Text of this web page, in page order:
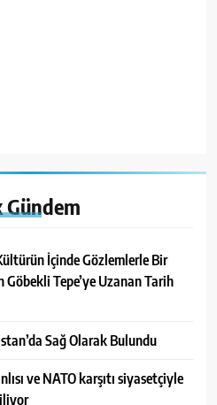
Gündem
İçinde Gözlemlerle Bir
Göbekli Tepe’ye Uzanan Tarih
Sağ Olarak Bulundu
ve NATO karşıtı siyasetçiyle